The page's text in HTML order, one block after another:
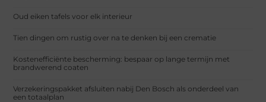
Oud eiken tafels voor elk interieur
Tien dingen om rustig over na te denken bij een crematie
Kostenefficiënte bescherming: bespaar op lange termijn met
brandwerend coaten
Verzekeringspakket afsluiten nabij Den Bosch als onderdeel van
een totaalplan